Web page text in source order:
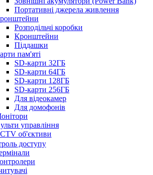
Портативні джерела живлення
Розподільчі коробки
Кронштейни
Піддашки
пам'яті
SD-карти 32ГБ
SD-карти 64ГБ
SD-карти 128ГБ
SD-карти 256ГБ
Для відеокамер
Для домофонів
управління
об'єктиви
доступу